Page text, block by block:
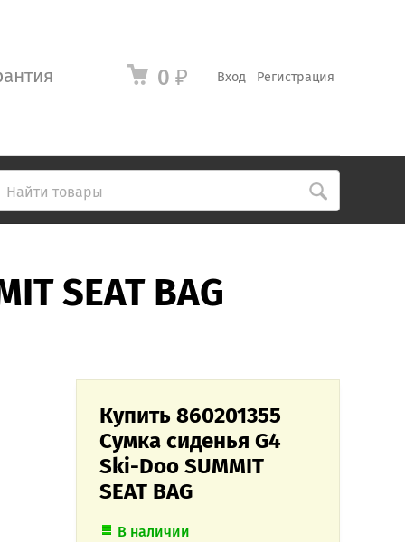
Вход Регистрация
0 ₽
SEAT BAG
Купить 860201355
Cумка сиденья G4
Ski-Doo SUMMIT
SEAT BAG
В наличии